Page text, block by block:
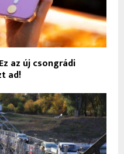
az új csongrádi
ad!